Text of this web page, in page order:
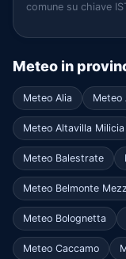
comune su chiave
Meteo in
Meteo Alia Meteo
Meteo Altavilla Milicia
Meteo Balestrate
Meteo Belmonte
Meteo Bolognetta
Meteo Caccamo